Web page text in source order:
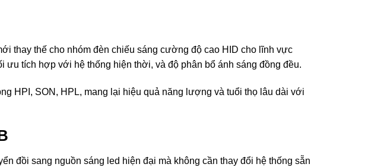
thay thế cho nhóm đèn chiếu sáng cường độ cao HID cho lĩnh vực
tích hợp với hệ thống hiện thời, và độ phân bổ ánh sáng đồng đều.
HPI, SON, HPL, mang lại hiệu quả năng lượng và tuổi thọ lâu dài với
đồi sang nguồn sáng led hiện đại mà không cần thay đổi hệ thống sẵn